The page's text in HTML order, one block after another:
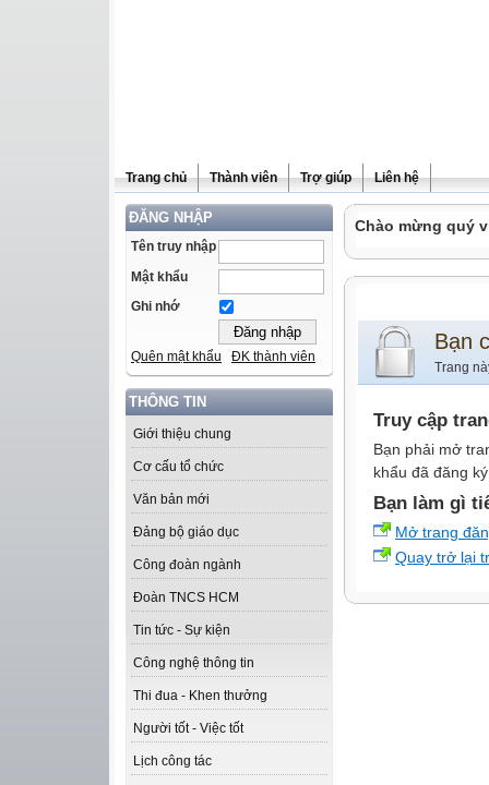
Trang chủ Thành viên Trợ giúp Liên hệ
ĐĂNG NHẬP
Tên truy nhập
Mật khẩu
Ghi nhớ
Quên mật khẩu ĐK thành viên
THÔNG TIN
Giới thiệu chung
Cơ cấu tổ chức
Văn bản mới
Đảng bộ giáo dục
Công đoàn ngành
Đoàn TNCS HCM
Tin tức - Sự kiện
Công nghệ thông tin
Thi đua - Khen thưởng
Người tốt - Việc tốt
Lịch công tác
Chào mừng quý
Bạn
Trang
Truy cập
Bạn phải mở
khẩu đã đăng
Bạn làm gì
Mở trang
Quay trở lại